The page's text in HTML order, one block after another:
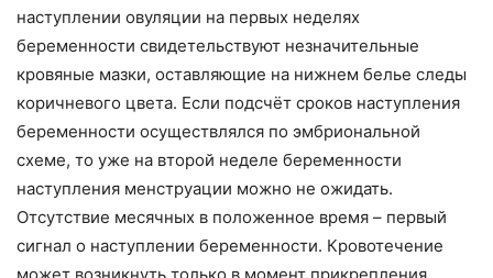
наступлении овуляции на первых неделях
беременности свидетельствуют незначительные
кровяные мазки, оставляющие на нижнем белье следы
коричневого цвета. Если подсчёт сроков наступления
беременности осуществлялся по эмбриональной
схеме, то уже на второй неделе беременности
наступления менструации можно не ожидать.
Отсутствие месячных в положенное время – первый
сигнал о наступлении беременности. Кровотечение